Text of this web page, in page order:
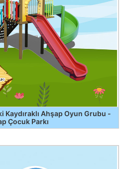
Kaydıraklı Ahşap Oyun Grubu -
Çocuk Parkı